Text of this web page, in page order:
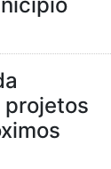
projetos